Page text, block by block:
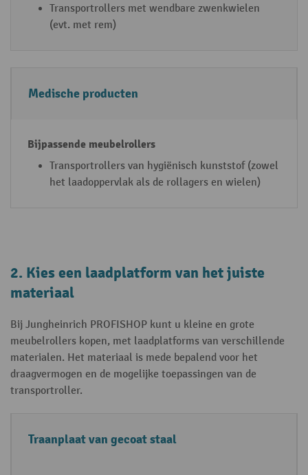
Transportrollers met wendbare zwenkwielen
(evt. met rem)
Medische producten
Transportrollers van hygiënisch kunststof (zowel
het laadoppervlak als de rollagers en wielen)
2. Kies een laadplatform van het juiste
materiaal
Bij Jungheinrich PROFISHOP kunt u kleine en grote
meubelrollers kopen, met laadplatforms van verschillende
materialen. Het materiaal is mede bepalend voor het
draagvermogen en de mogelijke toepassingen van de
transportroller.
M
E
T
Traanplaat van gecoat staal